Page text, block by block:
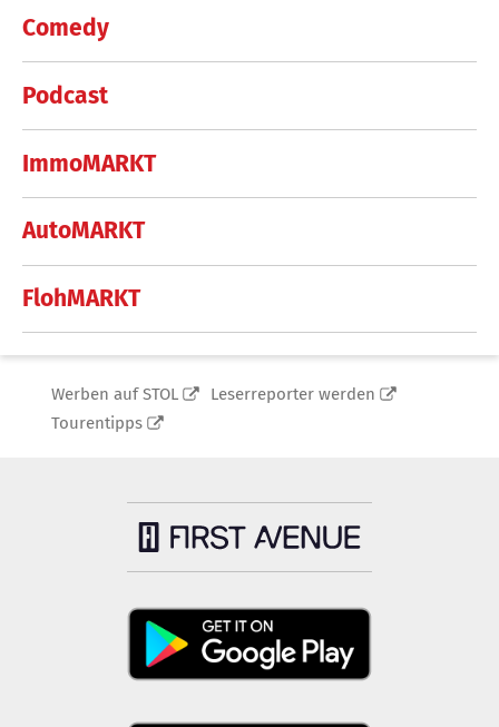
Comedy
Podcast
ImmoMARKT
AutoMARKT
FlohMARKT
Werben auf STOL
Leserreporter werden
Tourentipps